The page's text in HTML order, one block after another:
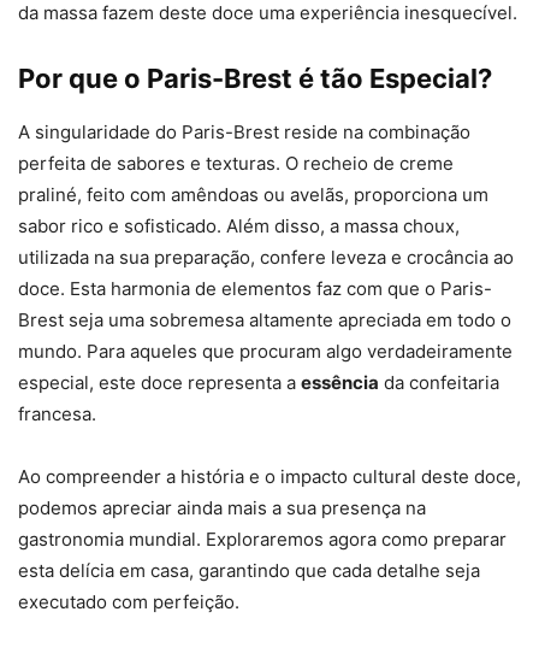
da massa fazem deste doce uma experiência inesquecível.
Por que o Paris-Brest é tão Especial?
A singularidade do Paris-Brest reside na combinação
perfeita de sabores e texturas. O recheio de creme
praliné, feito com amêndoas ou avelãs, proporciona um
sabor rico e sofisticado. Além disso, a massa choux,
utilizada na sua preparação, confere leveza e crocância ao
doce. Esta harmonia de elementos faz com que o Paris-
Brest seja uma sobremesa altamente apreciada em todo o
mundo. Para aqueles que procuram algo verdadeiramente
especial, este doce representa a essência da confeitaria
francesa.
Ao compreender a história e o impacto cultural deste doce,
podemos apreciar ainda mais a sua presença na
gastronomia mundial. Exploraremos agora como preparar
esta delícia em casa, garantindo que cada detalhe seja
executado com perfeição.